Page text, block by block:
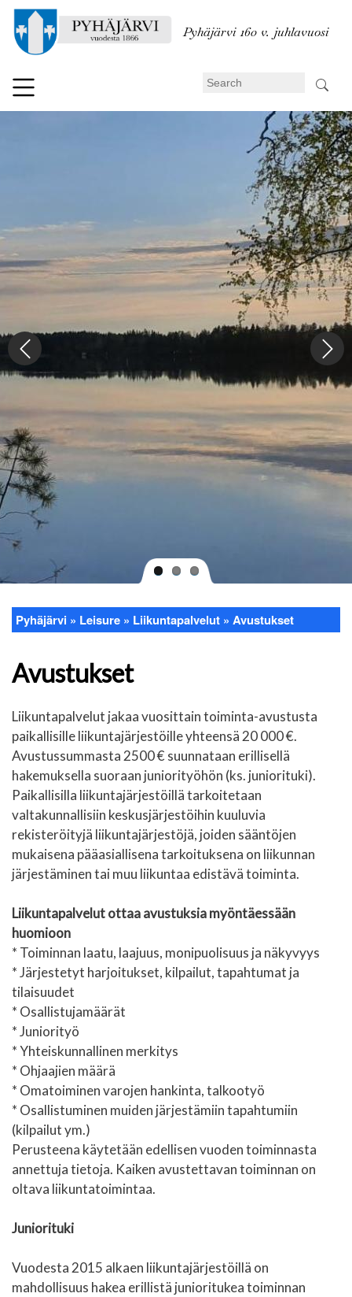
toPyhäjärvi 160 v. juhlavuosi
Search
Breadcrumb
Pyhäjärvi Leisure Liikuntapalvelut Avustukset
Avustukset
Liikuntapalvelut jakaa vuosittain toiminta-avustusta
paikallisille liikuntajärjestöille yhteensä 20 000 €.
Avustussummasta 2500 € suunnataan erillisellä
hakemuksella suoraan juniorityöhön (ks. juniorituki).
Paikallisilla liikuntajärjestöillä tarkoitetaan
valtakunnallisiin keskusjärjestöihin kuuluvia
rekisteröityjä liikuntajärjestöjä, joiden sääntöjen
mukaisena pääasiallisena tarkoituksena on liikunnan
järjestäminen tai muu liikuntaa edistävä toiminta.
Liikuntapalvelut ottaa avustuksia myöntäessään
huomioon
* Toiminnan laatu, laajuus, monipuolisuus ja näkyvyys
* Järjestetyt harjoitukset, kilpailut, tapahtumat ja
tilaisuudet
* Osallistujamäärät
* Juniorityö
* Yhteiskunnallinen merkitys
* Ohjaajien määrä
* Omatoiminen varojen hankinta, talkootyö
* Osallistuminen muiden järjestämiin tapahtumiin
(kilpailut ym.)
Perusteena käytetään edellisen vuoden toiminnasta
annettuja tietoja. Kaiken avustettavan toiminnan on
oltava liikuntatoimintaa.
Juniorituki
Vuodesta 2015 alkaen liikuntajärjestöillä on
mahdollisuus hakea erillistä junioritukea toiminnan